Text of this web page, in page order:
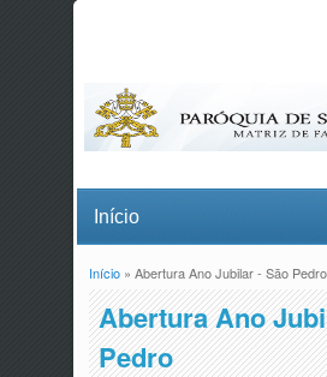
Está aqui
Início» Abertura Ano Jubilar - São Pedro
Abertura Ano
Pedro